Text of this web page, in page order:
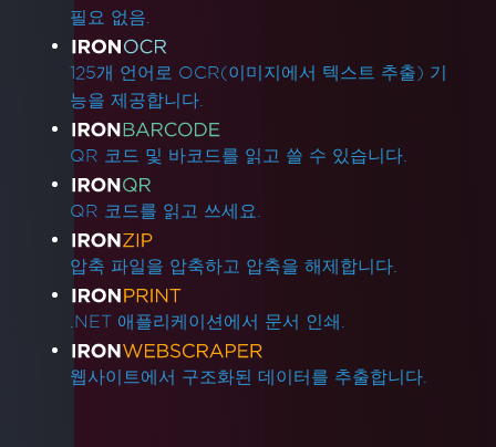
필요 없음.
125개 언어로 OCR(이미지에서 텍스트 추출) 기
능을 제공합니다.
QR 코드 및 바코드를 읽고 쓸 수 있습니다.
QR 코드를 읽고 쓰세요.
압축 파일을 압축하고 압축을 해제합니다.
.NET 애플리케이션에서 문서 인쇄.
웹사이트에서 구조화된 데이터를 추출합니다.